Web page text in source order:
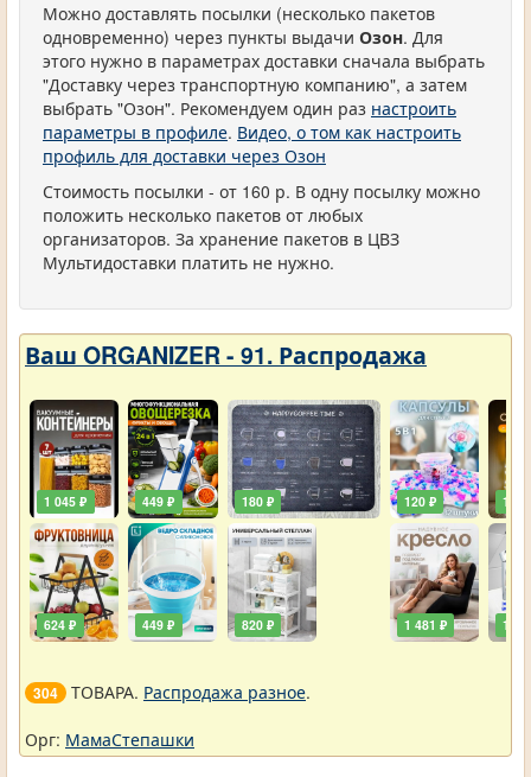
Можно доставлять посылки (несколько пакетов
одновременно) через пункты выдачи Озон. Для
этого нужно в параметрах доставки сначала выбрать
"Доставку через транспортную компанию", а затем
выбрать "Озон". Рекомендуем один раз настроить
параметры в профиле. Видео, о том как настроить
профиль для доставки через Озон
Стоимость посылки - от 160 р. В одну посылку можно
положить несколько пакетов от любых
организаторов. За хранение пакетов в ЦВЗ
Мультидоставки платить не нужно.
Ваш ORGANIZER - 91. Распродажа
1 045 ₽
624 ₽
449 ₽
449 ₽
180 ₽
820 ₽
120 ₽
1 481 ₽
129
111
304 ТОВАРА. Распродажа разное.
Орг: МамаСтепашки